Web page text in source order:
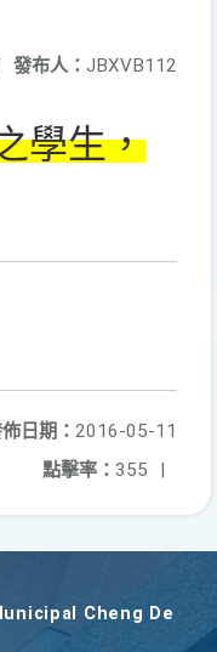
發布人： JBXVB112
學生，
日期： 2016-05-11
點擊率： 355 |
Cheng De